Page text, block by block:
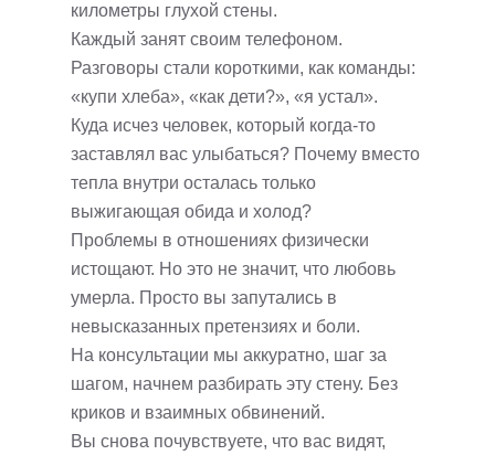
километры глухой стены.
Каждый занят своим телефоном.
Разговоры стали короткими, как команды:
«купи хлеба», «как дети?», «я устал».
Куда исчез человек, который когда-то
заставлял вас улыбаться? Почему вместо
тепла внутри осталась только
выжигающая обида и холод?
Проблемы в отношениях физически
истощают. Но это не значит, что любовь
умерла. Просто вы запутались в
невысказанных претензиях и боли.
На консультации мы аккуратно, шаг за
шагом, начнем разбирать эту стену. Без
криков и взаимных обвинений.
Вы снова почувствуете, что вас видят,